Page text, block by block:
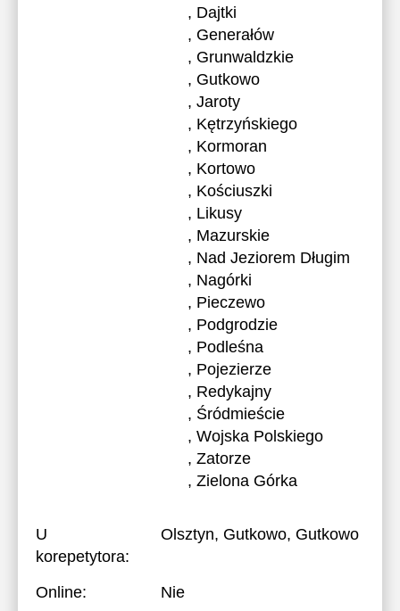
, Dajtki
, Generałów
, Grunwaldzkie
, Gutkowo
, Jaroty
, Kętrzyńskiego
, Kormoran
, Kortowo
, Kościuszki
, Likusy
, Mazurskie
, Nad Jeziorem Długim
, Nagórki
, Pieczewo
, Podgrodzie
, Podleśna
, Pojezierze
, Redykajny
, Śródmieście
, Wojska Polskiego
, Zatorze
, Zielona Górka
U
korepetytora:
Olsztyn, Gutkowo, Gutkowo
Online: Nie